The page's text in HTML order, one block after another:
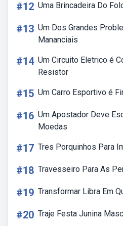
#12 Uma Brincadeira Do
#13 Um Dos Grandes
Mananciais
#14 Um Circuito Eletrico é
Resistor
#15 Um Carro Esportivo é
#16 Um Apostador Deve
Moedas
#17 Tres Porquinhos Para
#18 Travesseiro Para As
#19 Transformar Libra Em
#20 Traje Festa Junina